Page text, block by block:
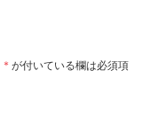
* が付いている欄は必須項